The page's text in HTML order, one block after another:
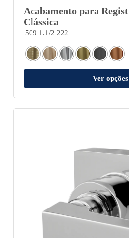
Acabamento para
Clássica
509 1.1/2 222
Ver opções